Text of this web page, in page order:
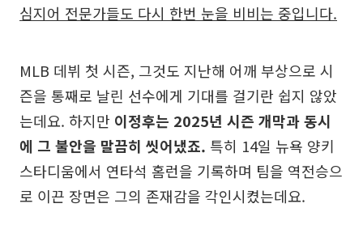
심지어 전문가들도 다시 한번 눈을 비비는 중입니다.
MLB 데뷔 첫 시즌, 그것도 지난해 어깨 부상으로 시
즌을 통째로 날린 선수에게 기대를 걸기란 쉽지 않았
는데요. 하지만 이정후는 2025년 시즌 개막과 동시
에 그 불안을 말끔히 씻어냈죠. 특히 14일 뉴욕 양키
스타디움에서 연타석 홈런을 기록하며 팀을 역전승으
로 이끈 장면은 그의 존재감을 각인시켰는데요.